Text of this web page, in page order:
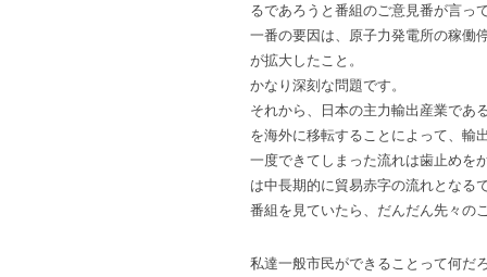
るであろうと番組のご意見番が言っ
一番の要因は、原子力発電所の稼働
が拡大したこと。
かなり深刻な問題です。
それから、日本の主力輸出産業であ
を海外に移転することによって、輸
一度できてしまった流れは歯止めを
は中長期的に貿易赤字の流れとなる
番組を見ていたら、だんだん先々の
私達一般市民ができることって何だ